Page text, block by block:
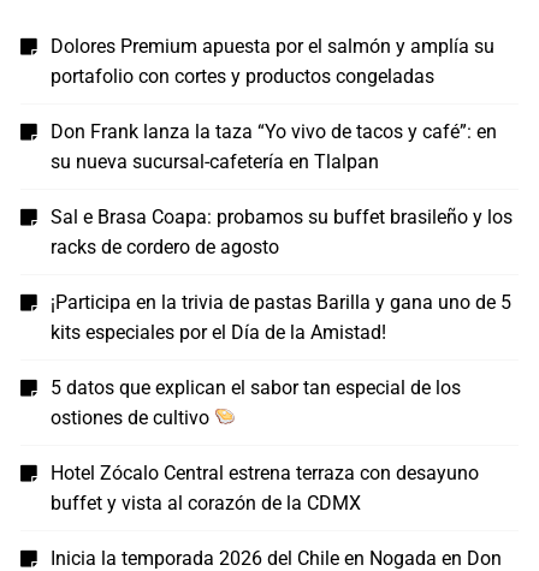
Dolores Premium apuesta por el salmón y amplía su
portafolio con cortes y productos congeladas
Don Frank lanza la taza “Yo vivo de tacos y café”: en
su nueva sucursal-cafetería en Tlalpan
Sal e Brasa Coapa: probamos su buffet brasileño y los
racks de cordero de agosto
¡Participa en la trivia de pastas Barilla y gana uno de 5
kits especiales por el Día de la Amistad!
5 datos que explican el sabor tan especial de los
ostiones de cultivo
Hotel Zócalo Central estrena terraza con desayuno
buffet y vista al corazón de la CDMX
Inicia la temporada 2026 del Chile en Nogada en Don